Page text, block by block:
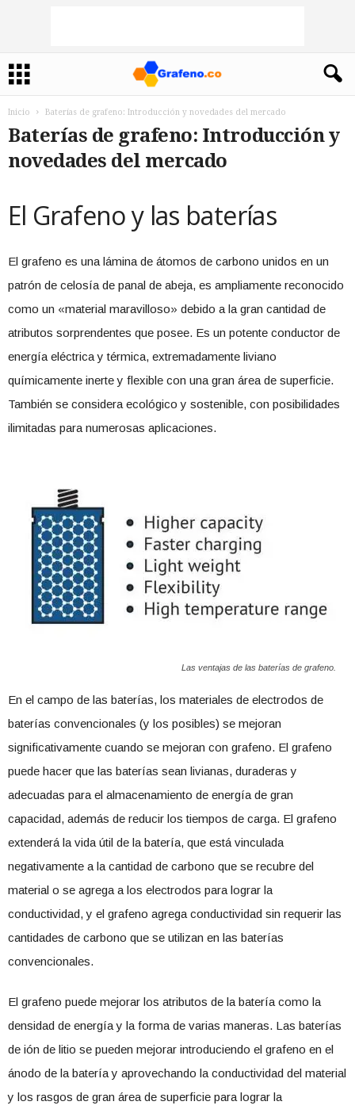
Inicio Baterías de grafeno: Introducción y novedades del mercado
Baterías de grafeno: Introducción y
novedades del mercado
El Grafeno y las baterías
El grafeno es una lámina de átomos de carbono unidos en un
patrón de celosía de panal de abeja, es ampliamente reconocido
como un «material maravilloso» debido a la gran cantidad de
atributos sorprendentes que posee. Es un potente conductor de
energía eléctrica y térmica, extremadamente liviano
químicamente inerte y flexible con una gran área de superficie.
También se considera ecológico y sostenible, con posibilidades
ilimitadas para numerosas aplicaciones.
Las ventajas de las baterías de grafeno.
En el campo de las baterías, los materiales de electrodos de
baterías convencionales (y los posibles) se mejoran
significativamente cuando se mejoran con grafeno. El grafeno
puede hacer que las baterías sean livianas, duraderas y
adecuadas para el almacenamiento de energía de gran
capacidad, además de reducir los tiempos de carga. El grafeno
extenderá la vida útil de la batería, que está vinculada
negativamente a la cantidad de carbono que se recubre del
material o se agrega a los electrodos para lograr la
conductividad, y el grafeno agrega conductividad sin requerir las
cantidades de carbono que se utilizan en las baterías
convencionales.
El grafeno puede mejorar los atributos de la batería como la
densidad de energía y la forma de varias maneras. Las baterías
de ión de litio se pueden mejorar introduciendo el grafeno en el
ánodo de la batería y aprovechando la conductividad del material
y los rasgos de gran área de superficie para lograr la